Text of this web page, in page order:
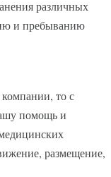
различных
и пребыванию
то с
помощь и
размещение,